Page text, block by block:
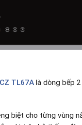
TL67A là dòng bếp
biệt cho từng vùng